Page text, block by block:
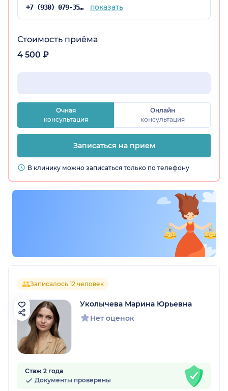
+7 (930) 079-35-76 показать
Стоимость приёма
4 500 ₽
Очная
консультация
Онлайн
консультация
Записаться на прием
В клинику можно записаться только по телефону
Записалось 12 человек
Уколычева Марина Юрьевна
Нет оценок
Стаж 2 года
Документы проверены